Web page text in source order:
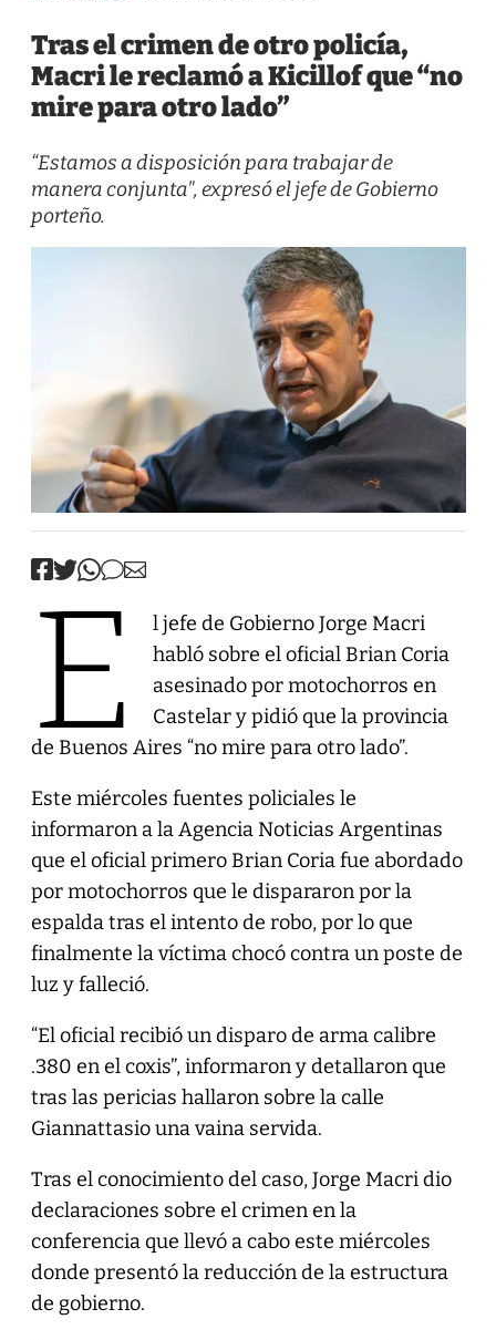
Tras el crimen de otro policía,
Macri le reclamó a Kicillof que “no
mire para otro lado”
“Estamos a disposición para trabajar de
manera conjunta", expresó el jefe de Gobierno
porteño.
E
l jefe de Gobierno Jorge Macri
habló sobre el oficial Brian Coria
asesinado por motochorros en
Castelar y pidió que la provincia
de Buenos Aires “no mire para otro lado”.
Este miércoles fuentes policiales le
informaron a la Agencia Noticias Argentinas
que el oficial primero Brian Coria fue abordado
por motochorros que le dispararon por la
espalda tras el intento de robo, por lo que
finalmente la víctima chocó contra un poste de
luz y falleció.
“El oficial recibió un disparo de arma calibre
.380 en el coxis”, informaron y detallaron que
tras las pericias hallaron sobre la calle
Giannattasio una vaina servida.
Tras el conocimiento del caso, Jorge Macri dio
declaraciones sobre el crimen en la
conferencia que llevó a cabo este miércoles
donde presentó la reducción de la estructura
de gobierno.